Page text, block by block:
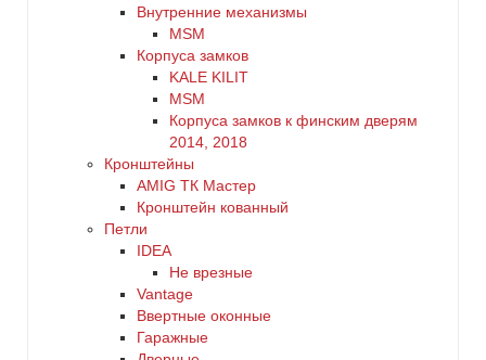
Внутренние механизмы
MSM
Корпуса замков
KALE KILIT
MSM
Корпуса замков к финским дверям
2014, 2018
Кронштейны
AMIG ТК Мастер
Кронштейн кованный
Петли
IDEA
Не врезные
Vantage
Ввертные оконные
Гаражные